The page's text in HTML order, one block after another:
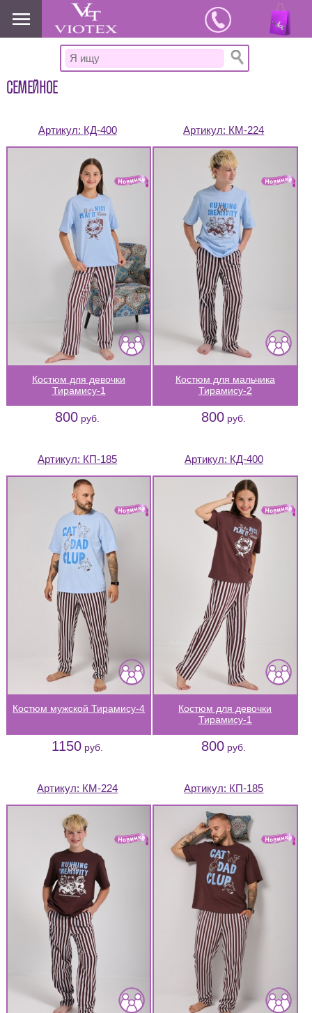
www.viotex37.ru
СЕМЕЙНОЕ
Артикул: КД-400
Костюм для девочки
Тирамису-1
800 руб.
Артикул: КМ-224
Костюм для мальчика
Тирамису-2
800 руб.
Артикул: КП-185
Костюм мужской Тирамису-4
1150 руб.
Артикул: КД-400
Костюм для девочки
Тирамису-1
800 руб.
Артикул: КМ-224 Артикул: КП-185